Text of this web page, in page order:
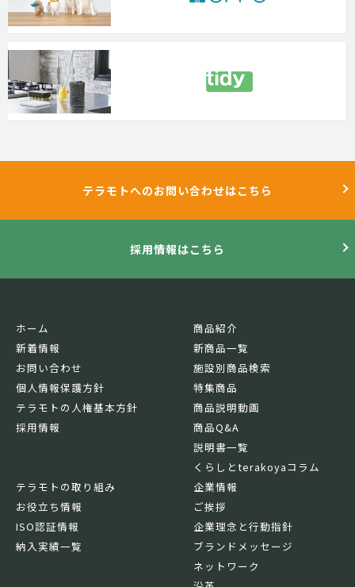
テラモトへのお問い合わせはこちら
採用情報はこちら
ホーム
新着情報
お問い合わせ
個人情報保護方針
テラモトの人権基本方針
採用情報
商品紹介
新商品一覧
施設別商品検索
特集商品
商品説明動画
商品Q&A
説明書一覧
くらしとterakoyaコラム
テラモトの取り組み
お役立ち情報
ISO認証情報
納入実績一覧
企業情報
ご挨拶
企業理念と行動指針
ブランドメッセージ
ネットワーク